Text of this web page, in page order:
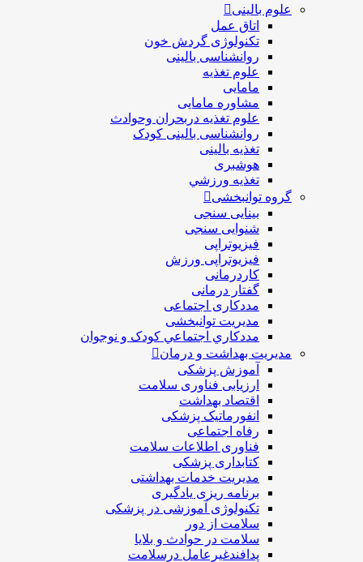
علوم بالینی
اتاق عمل
تکنولوژی گردش خون
روانشناسی بالینی
علوم تغذیه
مامایی
مشاوره مامایی
علوم تغذیه دربحران وحوادث
روانشناسی بالینی کودک
تغذیه بالینی
هوشبری
تغذيه ورزشي
گروه توانبخشی
بینایی سنجی
شنوایی سنجی
فیزیوتراپی
فیزیوتراپی ورزش
کاردرمانی
گفتار درمانی
مددکاری اجتماعی
مديريت توانبخشی
مددکاري اجتماعي کودک و نوجوان
مدیریت بهداشت و درمان
آموزش پزشکی
ارزیابی فناوری سلامت
اقتصاد بهداشت
انفورماتیک پزشکی
رفاه اجتماعی
فناوری اطلاعات سلامت
کتابداری پزشکی
مديريت خدمات بهداشتی
برنامه ریزی یادگیری
تکنولوژی آموزشی در پزشکی
سلامت از دور
سلامت در حوادث و بلایا
پدافندغیرعامل درسلامت